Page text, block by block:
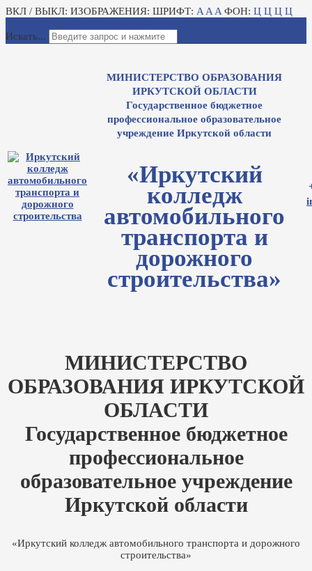
ВКЛ / ВЫКЛ: ИЗОБРАЖЕНИЯ: ШРИФТ: A A A ФОН: Ц Ц Ц Ц
Искать...
МИНИСТЕРСТВО ОБРАЗОВАНИЯ
ИРКУТСКОЙ ОБЛАСТИ
Государственное бюджетное
профессиональное образовательное
учреждение Иркутской области
«Иркутский
колледж
автомобильного
транспорта и
дорожного
строительства»
МИНИСТЕРСТВО
ОБРАЗОВАНИЯ ИРКУТСКОЙ
ОБЛАСТИ
Государственное бюджетное
профессиональное
образовательное учреждение
Иркутской области
«Иркутский колледж автомобильного транспорта и дорожного
строительства»